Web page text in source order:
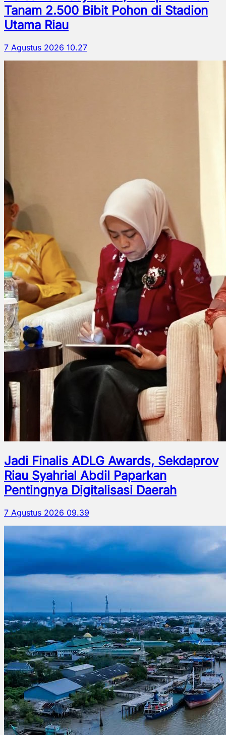
Tanam 2.500 Bibit Pohon di Stadion
Utama Riau
7 Agustus 2026 10.27
Jadi Finalis ADLG Awards, Sekdaprov
Riau Syahrial Abdil Paparkan
Pentingnya Digitalisasi Daerah
7 Agustus 2026 09.39